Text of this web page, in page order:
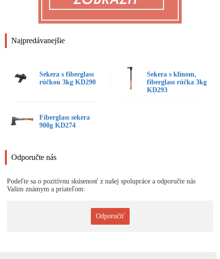
Najpredávanejšie
Sekera s fiberglass
rúčkou 3kg KD290
Sekera s klinom,
fiberglass rúčka 3kg
KD293
Fiberglass sekera
900g KD274
Odporučte nás
Podeľte sa o pozitívnu skúsenosť z našej spolupráce a odporučte nás
Vašim známym a priateľom:
Odporučiť